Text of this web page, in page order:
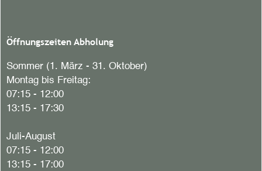
Öffnungszeiten Abholung
Sommer (1. März - 31. Oktober)
Montag bis Freitag:
07:15 - 12:00
13:15 - 17:30
Juli-August
07:15 - 12:00
13:15 - 17:00